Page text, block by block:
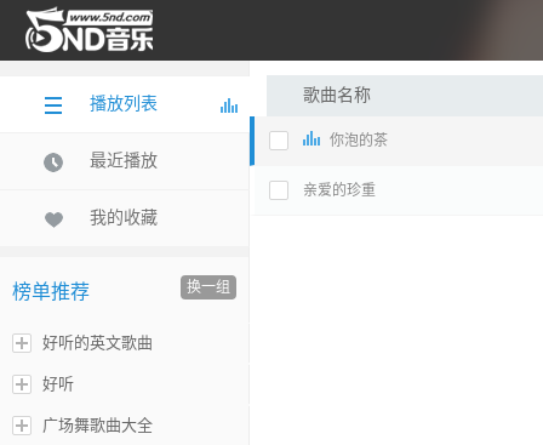
播放列表
最近播放
我的收藏
榜单推荐 换一组
好听的英文歌曲
好听
广场舞歌曲大全
歌曲名称
你泡的茶
亲爱的珍重